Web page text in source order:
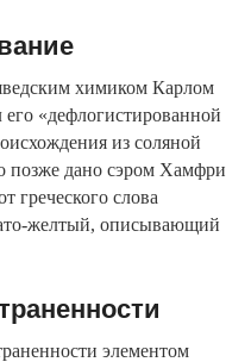
химиком Карлом
«дефлогистированной
из соляной
позже дано сэром Хамфри
греческого слова
желтый, описывающий
элементом